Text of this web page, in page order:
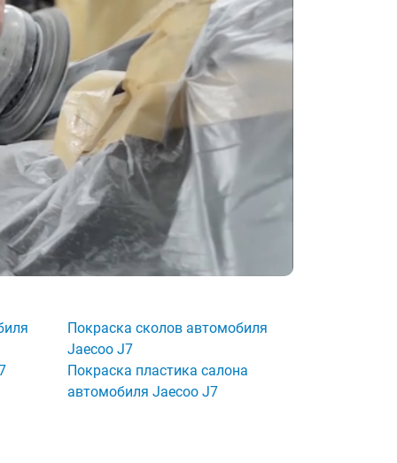
Покраска сколов автомобиля
Jaecoo J7
Покраска пластика салона
автомобиля Jaecoo J7